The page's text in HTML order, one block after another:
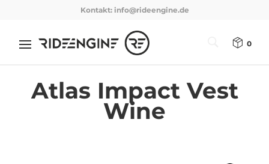
Kontakt: info@rideengine.de
0
Atlas Impact Vest
Wine